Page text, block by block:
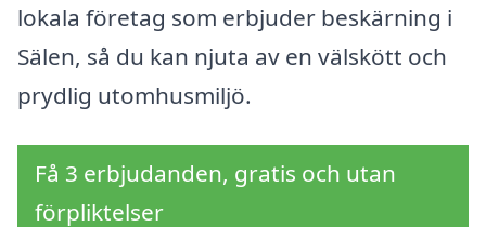
lokala företag som erbjuder beskärning i
Sälen, så du kan njuta av en välskött och
prydlig utomhusmiljö.
Få 3 erbjudanden, gratis och utan
förpliktelser